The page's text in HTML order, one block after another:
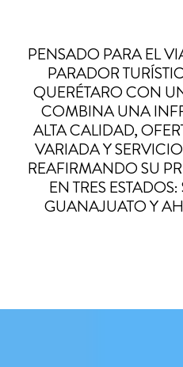
PENSADO PARA EL
PARADOR
QUERÉTARO CON
COMBINA UNA
ALTA CALIDAD,
VARIADA Y
REAFIRMANDO SU
EN TRES
GUANAJUATO Y